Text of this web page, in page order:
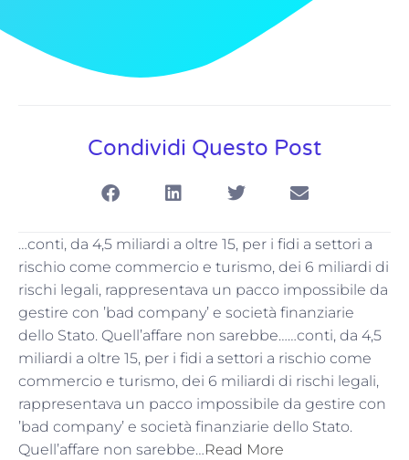
Condividi Questo Post
…conti, da 4,5 miliardi a oltre 15, per i fidi a settori a
rischio come commercio e turismo, dei 6 miliardi di
rischi legali, rappresentava un pacco impossibile da
gestire con ’bad company’ e società finanziarie
dello Stato. Quell’affare non sarebbe……conti, da 4,5
miliardi a oltre 15, per i fidi a settori a rischio come
commercio e turismo, dei 6 miliardi di rischi legali,
rappresentava un pacco impossibile da gestire con
’bad company’ e società finanziarie dello Stato.
Quell’affare non sarebbe…Read More